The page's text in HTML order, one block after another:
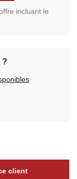
incluant le
?
client